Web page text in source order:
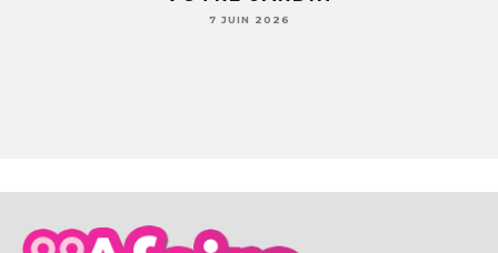
7 JUIN 2026